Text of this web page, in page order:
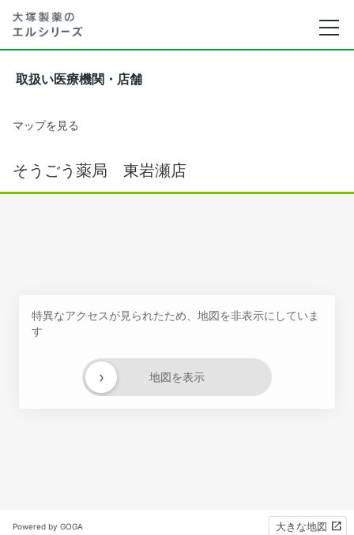
取扱い医療機関・店舗
マップを見る
そうごう薬局 東岩瀬店
特異なアクセスが見られたため、地図を非表示にしていま
す
地図を表示
›
Powered by GOGA 大きな地図